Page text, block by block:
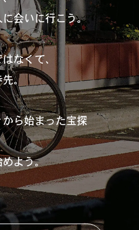
会いに行こう。
なくて、
。
ら始まった宝探
よう。